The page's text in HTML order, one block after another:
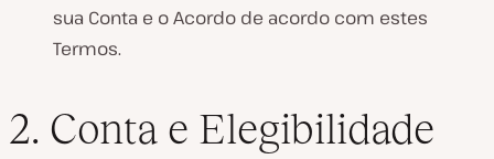
sua Conta e o Acordo de acordo com estes
Termos.
2. Conta e Elegibilidade